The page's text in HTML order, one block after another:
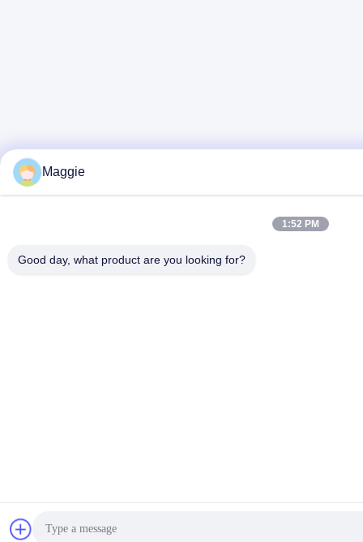
Maggie
1:52 PM
Good day, what product are you looking for?